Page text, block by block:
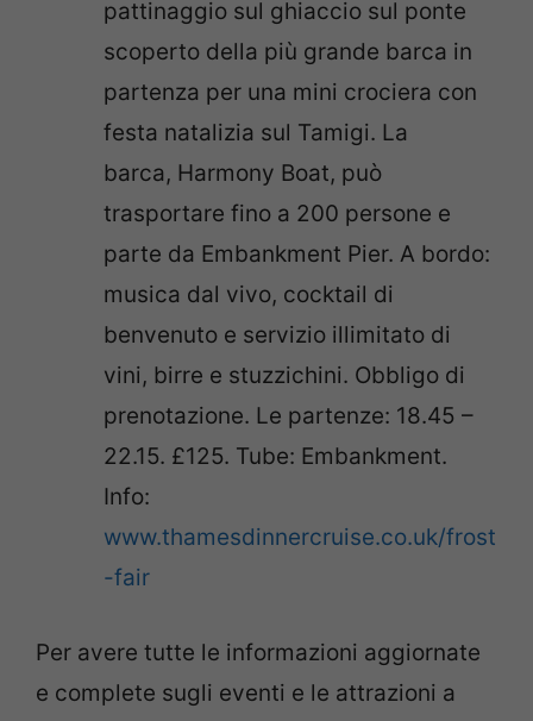
pattinaggio sul ghiaccio sul ponte
scoperto della più grande barca in
partenza per una mini crociera con
festa natalizia sul Tamigi. La
barca, Harmony Boat, può
trasportare fino a 200 persone e
parte da Embankment Pier. A bordo:
musica dal vivo, cocktail di
benvenuto e servizio illimitato di
vini, birre e stuzzichini. Obbligo di
prenotazione. Le partenze: 18.45 –
22.15. £125. Tube: Embankment.
Info:
www.thamesdinnercruise.co.uk/frost
-fair
Per avere tutte le informazioni aggiornate
e complete sugli eventi e le attrazioni a